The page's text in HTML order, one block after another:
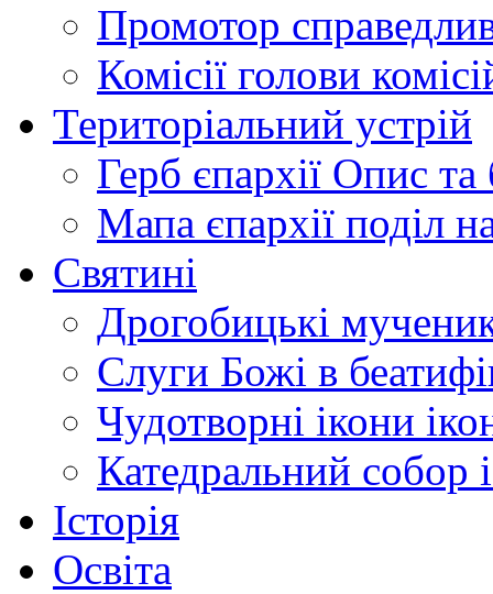
Промотор
Комісії голови
Територіальний устрій
Герб єпархії Опис та
Мапа єпархії поділ
Святині
Дрогобицькі
Слуги Божі в
Чудотворні ікони
Катедральний собор
Історія
Освіта